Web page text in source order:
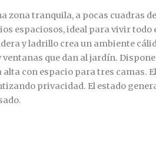
zona tranquila, a pocas cuadras
espaciosos, ideal para vivir
y ladrillo crea un ambiente
ventanas que dan al jardín.
con espacio para tres camas.
privacidad. El estado